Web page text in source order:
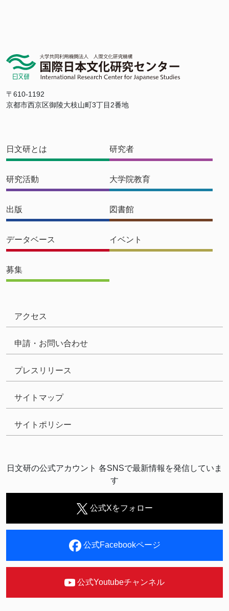
〒610-1192
京都市西京区御陵大枝山町3丁目2番地
日文研とは 研究者
研究活動 大学院教育
出版 図書館
データベース イベント
募集
アクセス
申請・お問い合わせ
プレスリリース
サイトマップ
サイトポリシー
日文研の公式アカウント 各SNSで最新情報を発信していま
す
公式Xをフォロー
公式Facebookページ
公式Youtubeチャンネル